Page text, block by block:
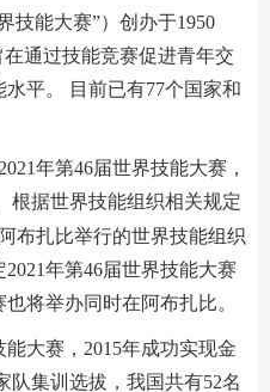
技能大赛”）创办于1950
通过技能竞赛促进青年交
平。 目前已有77个国家和
年第46届世界技能大赛，
根据世界技能组织相关规定
布扎比举行的世界技能组织
年第46届世界技能大赛
将举办同时在阿布扎比。
大赛，2015年成功实现金
队集训选拔，我国共有52名